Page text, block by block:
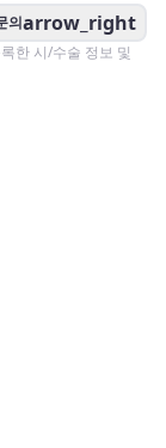
의arrow_right
한 시/수술 정보 및